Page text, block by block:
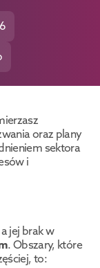
oraz plany
sektora
i
jej brak w
. Obszary, które
to: